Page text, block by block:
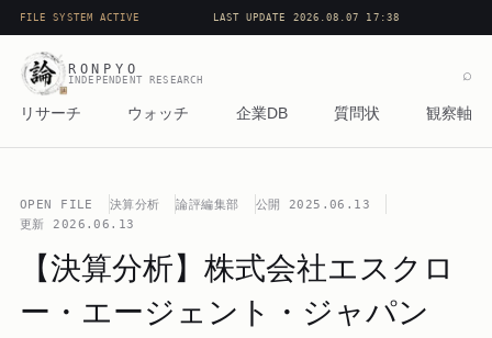
FILE SYSTEM ACTIVE LAST UPDATE 2026.08.07 17:38
RONPYO
INDEPENDENT RESEARCH
リサーチ ウォッチ 企業DB 質問状 観察軸
⌕
OPEN FILE 決算分析 論評編集部 公開 2025.06.13
更新 2026.06.13
【決算分析】株式会社エスクロ
ー・エージェント・ジャパン